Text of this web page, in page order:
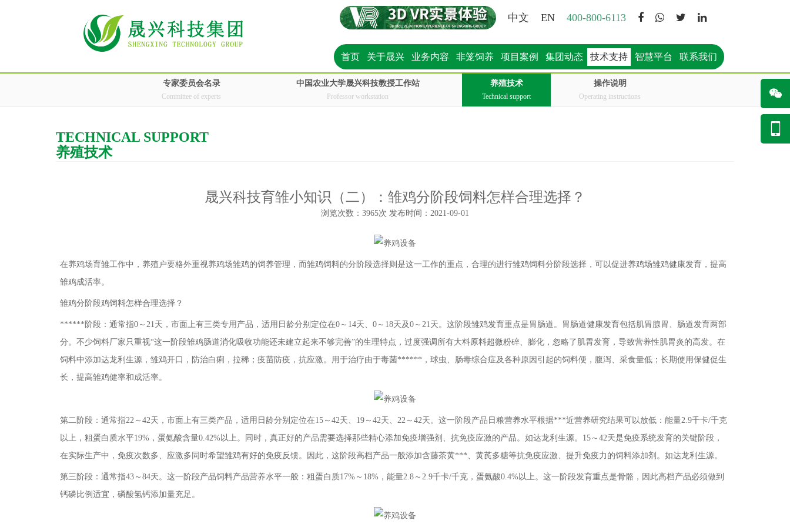
中文 EN 400-800-6113
首页 关于晟兴 业务内容 非笼饲养 项目案例 集团动态 技术支持 智慧平台 联系我们
专家委员会名录
Committee of experts
中国农业大学晟兴科技教授工作站
Professor workstation
养殖技术
Technical support
操作说明
Operating instructions
TECHNICAL SUPPORT
养殖技术
晟兴科技育雏小知识（二）：雏鸡分阶段饲料怎样合理选择？
浏览次数：3965次 发布时间：2021-09-01
在养鸡场育雏工作中，养殖户要格外重视养鸡场雏鸡的饲养管理，而雏鸡饲料的分阶段选择则是这一工作的重点，合理的进行雏鸡饲料分阶段选择，可以促进养鸡场雏鸡健康发育，提高
雏鸡成活率。
雏鸡分阶段鸡饲料怎样合理选择？
******阶段：通常指0～21天，市面上有三类专用产品，适用日龄分别定位在0～14天、0～18天及0～21天。这阶段雏鸡发育重点是胃肠道。胃肠道健康发育包括肌胃腺胃、肠道发育两部
分。不少饲料厂家只重视“这一阶段雏鸡肠道消化吸收功能还未建立起来不够完善”的生理特点，过度强调所有大料原料超微粉碎、膨化，忽略了肌胃发育，导致营养性肌胃炎的高发。在
饲料中添加达龙利生源，雏鸡开口，防治白痢，拉稀；疫苗防疫，抗应激。用于治疗由于毒菌******，球虫、肠毒综合症及各种原因引起的饲料便，腹泻、采食量低；长期使用保健促生
长，提高雏鸡健率和成活率。
第二阶段：通常指22～42天，市面上有三类产品，适用日龄分别定位在15～42天、19～42天、22～42天。这一阶段产品日粮营养水平根据***近营养研究结果可以放低：能量2.9千卡/千克
以上，粗蛋白质水平19%，蛋氨酸含量0.42%以上。同时，真正好的产品需要选择那些精心添加免疫增强剂、抗免疫应激的产品。如达龙利生源。15～42天是免疫系统发育的关键阶段，
在实际生产中，免疫次数多、应激多同时希望雏鸡有好的免疫反馈。因此，这阶段高档产品一般添加含藤茶黄***、黄芪多糖等抗免疫应激、提升免疫力的饲料添加剂。如达龙利生源。
第三阶段：通常指43～84天。这一阶段产品饲料产品营养水平一般：粗蛋白质17%～18%，能量2.8～2.9千卡/千克，蛋氨酸0.4%以上。这一阶段发育重点是骨骼，因此高档产品必须做到
钙磷比例适宜，磷酸氢钙添加量充足。